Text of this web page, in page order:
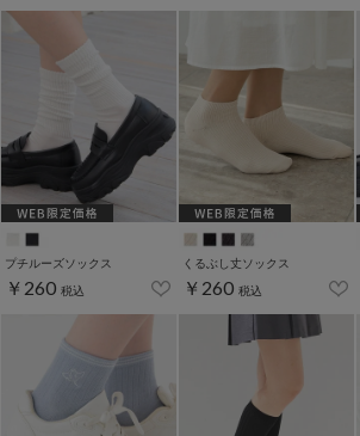
プチルーズソックス
￥260 税込
くるぶし丈ソックス
￥260 税込